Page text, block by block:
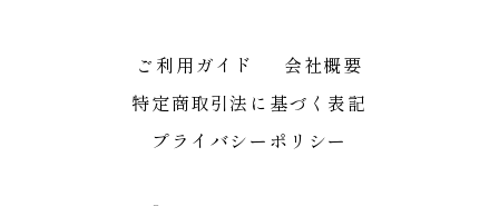
ご利用ガイド
会社概要
特定商取引法に基づく表記
プライバシーポリシー